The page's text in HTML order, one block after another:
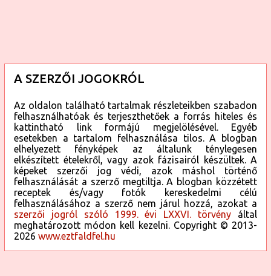
A SZERZŐI JOGOKRÓL
Az oldalon található tartalmak részleteikben szabadon
felhasználhatóak és terjeszthetőek a forrás hiteles és
kattintható link formájú megjelölésével. Egyéb
esetekben a tartalom felhasználása tilos. A blogban
elhelyezett fényképek az általunk ténylegesen
elkészített ételekről, vagy azok fázisairól készültek. A
képeket szerzői jog védi, azok máshol történő
felhasználását a szerző megtiltja. A blogban közzétett
receptek és/vagy fotók kereskedelmi célú
felhasználásához a szerző nem járul hozzá, azokat a
szerzői jogról szóló 1999. évi LXXVI. törvény által
meghatározott módon kell kezelni. Copyright © 2013-
2026 www.eztfaldfel.hu